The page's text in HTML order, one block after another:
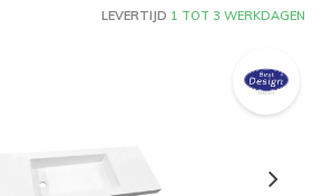
LEVERTIJD 1 TOT 3 WERKDAGEN